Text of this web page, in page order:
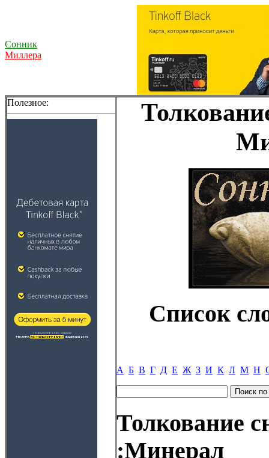
Сонник
Миллера
Полезное:
Список
А Б В Г Д Е Ж З И К Л М Н
Толкование
:Минерал